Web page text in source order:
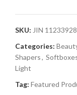
SKU: JIN
Categories:
Shapers,
Light
Tag: Featured